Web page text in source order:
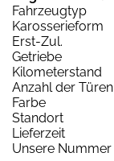
Fahrzeugtyp
Karosserieform
Erst-Zul.
Getriebe
Kilometerstand
Anzahl der Türen
Farbe
Standort
Lieferzeit
Unsere Nummer